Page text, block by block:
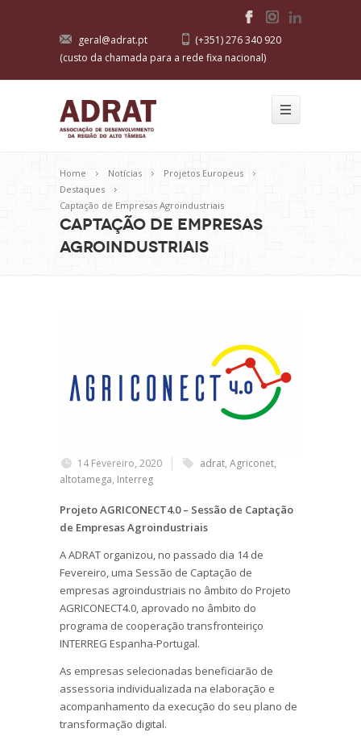
geral@adrat.pt
(+351) 276 340 920
(custo da chamada para a rede fixa nacional)
Home Notícias
Projetos Europeus
Destaques
Captação de Empresas Agroindustriais
Captação de Empresas
Agroindustriais
14 Fevereiro, 2020 adrat, Agriconet,
altotamega, Interreg
Projeto AGRICONECT4.0 – Sessão de Captação
de Empresas Agroindustriais
A ADRAT organizou, no passado dia 14 de
Fevereiro, uma Sessão de Captação de
empresas agroindustriais no âmbito do Projeto
AGRICONECT4.0, aprovado no âmbito do
programa de cooperação transfronteiriço
INTERREG Espanha-Portugal.
As empresas selecionadas beneficiarão de
assessoria individualizada na elaboração e
acompanhamento da execução do seu plano de
transformação digital.